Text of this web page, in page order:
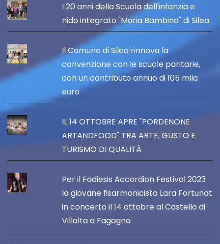
I 20 anni della Scuola dell'infanzia e
nido integrato "Maria Bambina" di Silea
Il Comune di Silea rinnova la
convenzione con le scuole paritarie,
con un contributo annuo di 105 mila
euro
IL 14 OTTOBRE APRE "PORDENONE
ARTANDFOOD" TRA ARTE, GUSTO E
TURISMO DI QUALITÀ
Per il Fadiesis Accordion Festival 2023
la giovane fisarmonicista Lara Fortunat
in concerto il 14 ottobre al Castello di
Villalta a Fagagna